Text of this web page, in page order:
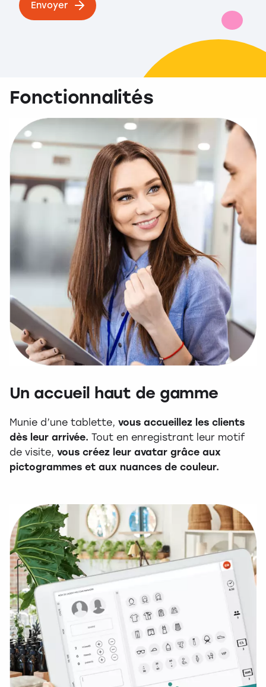
Envoyer
Fonctionnalités
Un accueil haut de gamme
Munie d’une tablette, vous accueillez les clients
dès leur arrivée. Tout en enregistrant leur motif
de visite, vous créez leur avatar grâce aux
pictogrammes et aux nuances de couleur.